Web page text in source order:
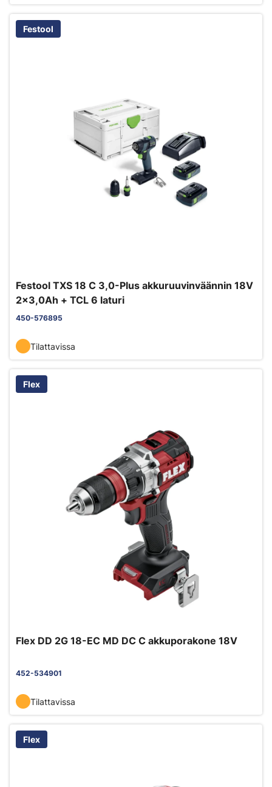
Festool
Festool TXS 18 C 3,0-Plus akkuruuvinväännin 18V
2x3,0Ah + TCL 6 laturi
450-576895
Tilattavissa
Flex
Flex DD 2G 18-EC MD DC C akkuporakone 18V
452-534901
Tilattavissa
Flex